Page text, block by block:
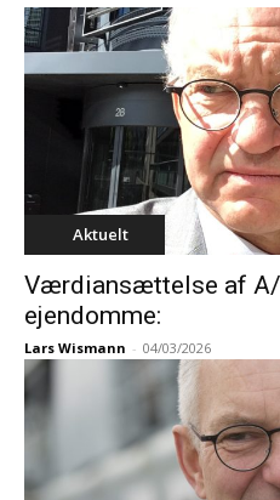
Aktuelt
Værdiansættelse af A/
ejendomme:
Lars Wismann - 04/03/2026